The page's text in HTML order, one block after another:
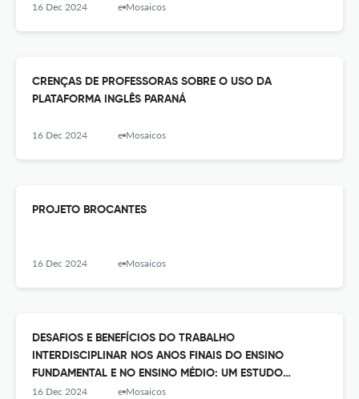
16 Dec 2024 e-Mosaicos
CRENÇAS DE PROFESSORAS SOBRE O USO DA
PLATAFORMA INGLÊS PARANÁ
16 Dec 2024 e-Mosaicos
PROJETO BROCANTES
16 Dec 2024 e-Mosaicos
DESAFIOS E BENEFÍCIOS DO TRABALHO
INTERDISCIPLINAR NOS ANOS FINAIS DO ENSINO
FUNDAMENTAL E NO ENSINO MÉDIO: UM ESTUDO
REALIZADO COM DOCENTES DA CIDADE DE NITERÓI - RJ
16 Dec 2024 e-Mosaicos